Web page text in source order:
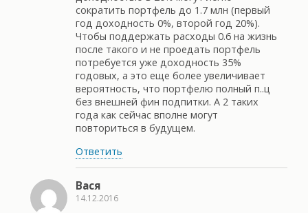
сократить портфель до 1.7 млн (первый
год доходность 0%, второй год 20%).
Чтобы поддержать расходы 0.6 на жизнь
после такого и не проедать портфель
потребуется уже доходность 35%
годовых, а это еще более увеличивает
вероятность, что портфелю полный п..ц
без внешней фин подпитки. А 2 таких
года как сейчас вполне могут
повториться в будущем.
Ответить
Вася
14.12.2016